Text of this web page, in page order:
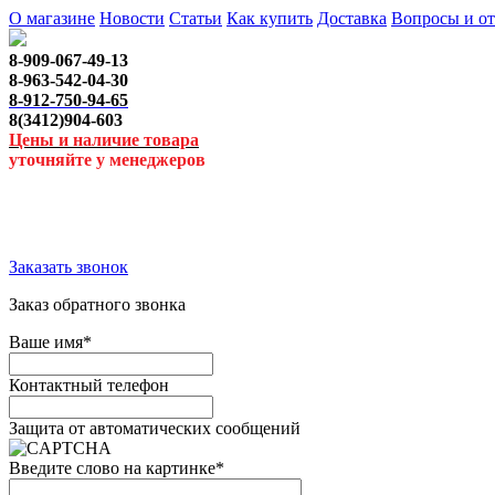
О магазине Новости Статьи Как купить Доставка Вопросы и
8-909-067-49-13
8-963-542-04-30
8-912-750-94-65
8(3412)904-603
Цены и наличие товара
уточняйте у менеджеров
Заказать звонок
Заказ обратного звонка
Ваше имя*
Контактный телефон
Защита от автоматических сообщений
Введите слово на картинке*